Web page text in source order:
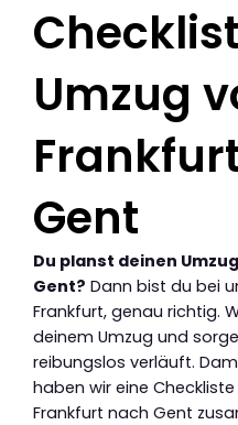
Umzug
Gent
Du planst deinen
Gent? Dann bist du bei
Frankfurt, genau richtig.
deinem Umzug und
reibungslos verläuft.
haben wir eine
Frankfurt nach Gent